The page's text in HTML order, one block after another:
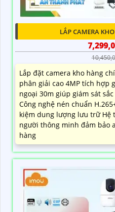
LẮP CAMERA
Lắp đặt camera kho hàng
phân giải cao 4MP tích hợp
ngoại 30m giúp giám sát
Công nghệ nén chuẩn
kiệm dung lượng lưu trữ Hệ
người thông minh đảm bảo
hàng